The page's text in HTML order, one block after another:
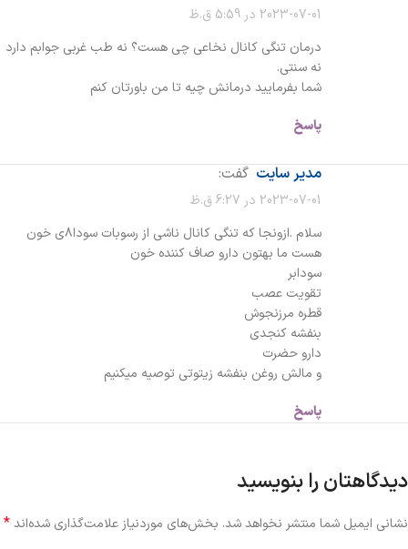
2023-07-01 در 5:59 ق.ظ
درمان تنگی کانال نخاعی چی هست؟ نه طب غربی جوابم دارد
نه سنتی.
شما بفرمایید درمانش چیه تا من باورتان کنم
پاسخ
مدیر سایت گفت:
2023-07-01 در 6:27 ق.ظ
سلام .ازونجا که تنگی کانال ناشی از رسوبات سودا۸ی خون
هست ما بهتون دارو صاف کننده خون
سودابر
تقویت عصب
قطره مرزنجوش
بنفشه کنجدی
دارو حضرت
و مالش روغن بنفشه زیتوتی توصیه میکنیم
پاسخ
دیدگاهتان را بنویسید
نشانی ایمیل شما منتشر نخواهد شد. بخش‌های موردنیاز علامت‌گذاری شده‌اند*